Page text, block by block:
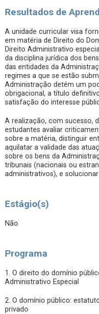
Resultados de
A unidade curricular visa
em matéria de Direito do
Direito Administrativo
da disciplina jurídica dos
das entidades da
regimes a que se estão
Administração detém um
obrigacional, a título
satisfação do interesse
A realização, com sucesso,
estudantes avaliar
sobre a matéria, distinguir
aquilatar a validade das
sobre os bens da
tribunais (nacionais ou
administrativos), e
Estágio(s)
Não
Programa
1. O direito do domínio
Administrativo Especial
2. O domínio público:
privado